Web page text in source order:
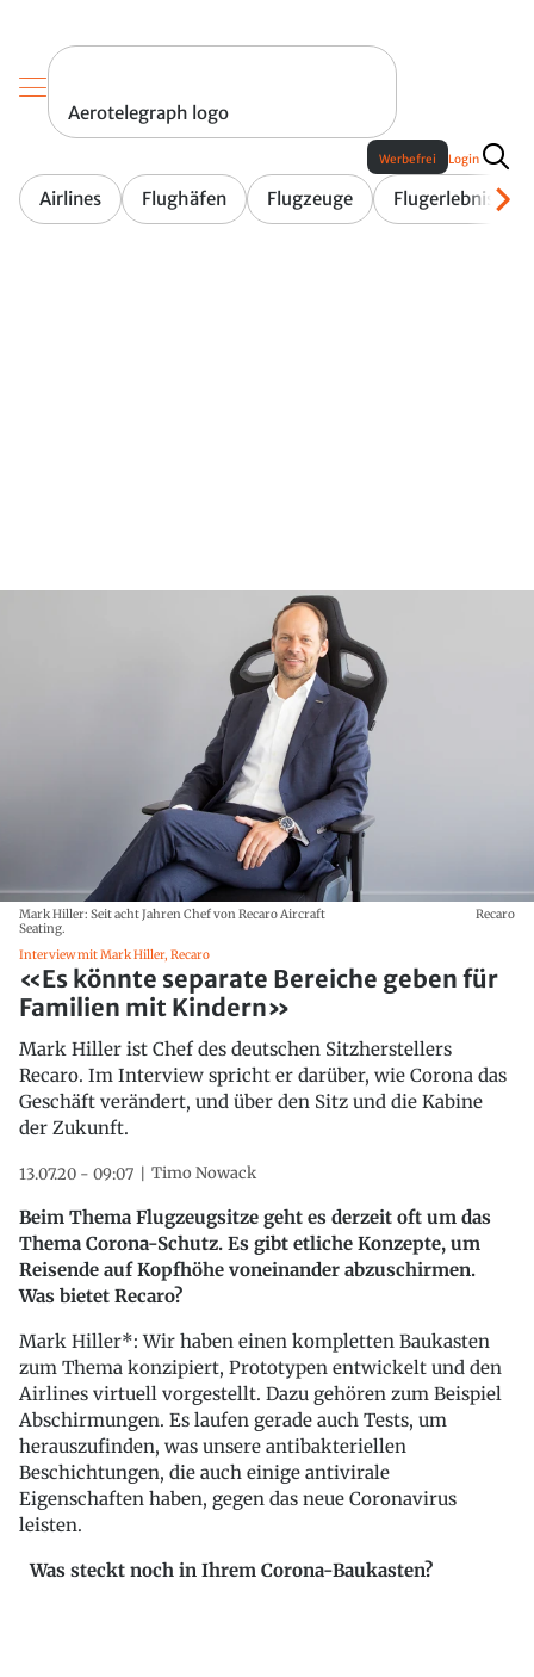
Aerotelegraph logo
Airlines Flughäfen Flugzeuge Flugerlebnis
Werbefrei Login
Mark Hiller: Seit acht Jahren Chef von Recaro Aircraft
Seating.
Recaro
Interview mit Mark Hiller, Recaro
«Es könnte separate Bereiche geben für
Familien mit Kindern»
Mark Hiller ist Chef des deutschen Sitzherstellers
Recaro. Im Interview spricht er darüber, wie Corona das
Geschäft verändert, und über den Sitz und die Kabine
der Zukunft.
13.07.20 - 09:07 Timo Nowack
Beim Thema Flugzeugsitze geht es derzeit oft um das
Thema Corona-Schutz. Es gibt etliche Konzepte, um
Reisende auf Kopfhöhe voneinander abzuschirmen.
Was bietet Recaro?
Mark Hiller*: Wir haben einen kompletten Baukasten
zum Thema konzipiert, Prototypen entwickelt und den
Airlines virtuell vorgestellt. Dazu gehören zum Beispiel
Abschirmungen. Es laufen gerade auch Tests, um
herauszufinden, was unsere antibakteriellen
Beschichtungen, die auch einige antivirale
Eigenschaften haben, gegen das neue Coronavirus
leisten.
Was steckt noch in Ihrem Corona-Baukasten?